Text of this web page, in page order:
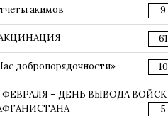
акимов 9
61
добропорядочности» 10
ФЕВРАЛЯ – ДЕНЬ ВЫВОДА ВОЙСК
5